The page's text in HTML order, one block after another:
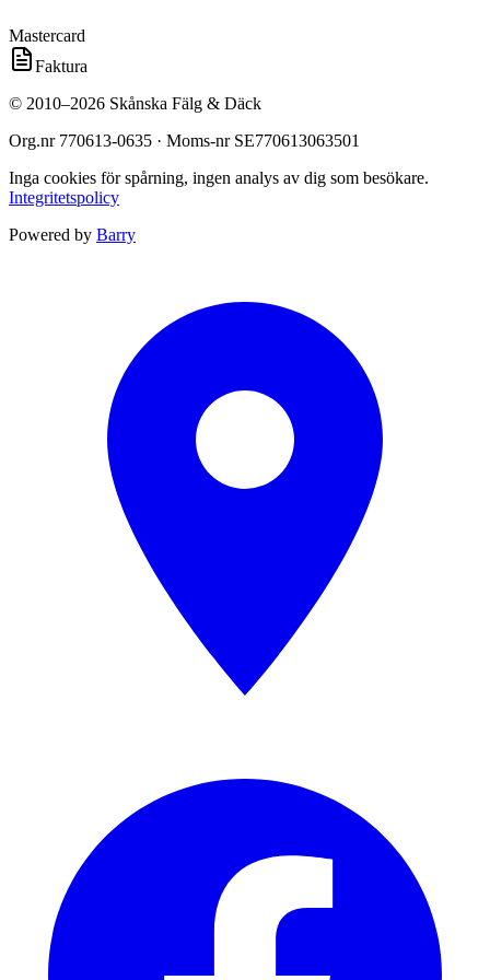
Mastercard
Faktura
© 2010–2026 Skånska Fälg & Däck
Org.nr 770613-0635 · Moms-nr SE770613063501
Inga cookies för spårning, ingen analys av dig som besökare.
Integritetspolicy
Powered by Barry